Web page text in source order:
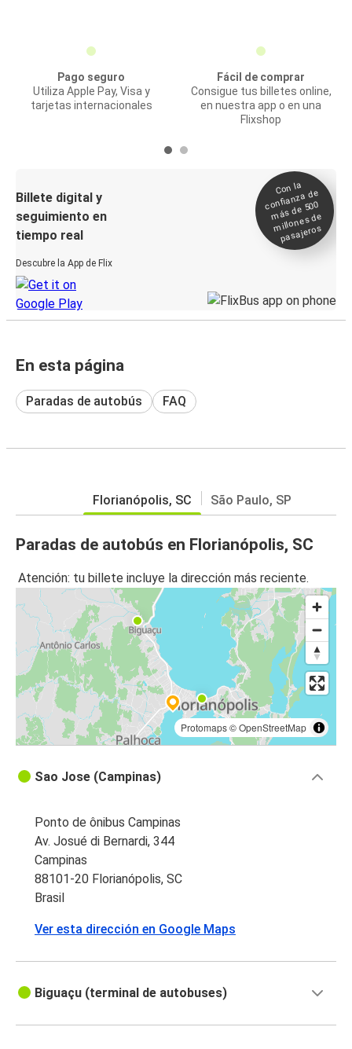
Pago seguro
Utiliza Apple Pay, Visa y
tarjetas internacionales
Fácil de comprar
Consigue tus billetes online,
en nuestra app o en una
Flixshop
Billete digital y
seguimiento en
tiempo real
Descubre la App de Flix
Con la
confianza de
más de 500
millones de
pasajeros
En esta página
Paradas de autobús FAQ
Florianópolis, SC São Paulo, SP
Paradas de autobús en Florianópolis, SC
Atención: tu billete incluye la dirección más reciente.
Protomaps©OpenStreetMap
Sao Jose (Campinas)
Ponto de ônibus Campinas
Av. Josué di Bernardi, 344
Campinas
88101-20 Florianópolis, SC
Brasil
Ver esta dirección en Google Maps
Biguaçu (terminal de autobuses)